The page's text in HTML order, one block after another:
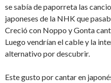
se sabía de paporreta las
japoneses de la NHK que
Creció con Noppo y Gonta
Luego vendrían el cable y la
alternativo por descubrir.
Este gusto por cantar en